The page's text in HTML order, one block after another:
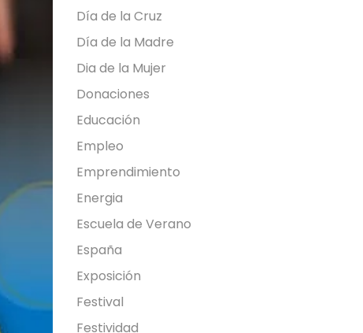
Día de la Cruz
Día de la Madre
Dia de la Mujer
Donaciones
Educación
Empleo
Emprendimiento
Energia
Escuela de Verano
España
Exposición
Festival
Festividad